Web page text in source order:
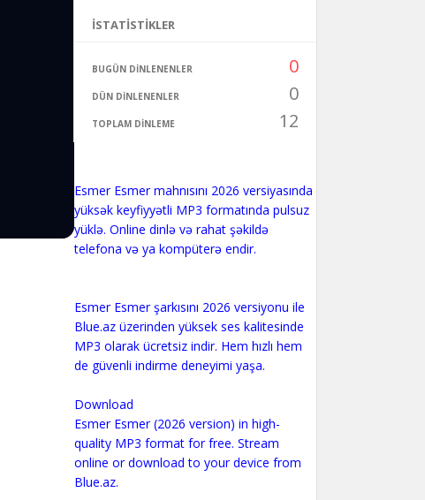
İSTATISTIKLER
BUGÜN DINLENENLER 0
DÜN DINLENENLER 0
TOPLAM DINLEME 12
Esmer Esmer mahnısını 2026 versiyasında
yüksək keyfiyyətli MP3 formatında pulsuz
yüklə. Online dinlə və rahat şəkildə
telefona və ya kompüterə endir.
Esmer Esmer şarkısını 2026 versiyonu ile
Blue.az üzerinden yüksek ses kalitesinde
MP3 olarak ücretsiz indir. Hem hızlı hem
de güvenli indirme deneyimi yaşa.
Download
Esmer Esmer (2026 version) in high-
quality MP3 format for free. Stream
online or download to your device from
Blue.az.